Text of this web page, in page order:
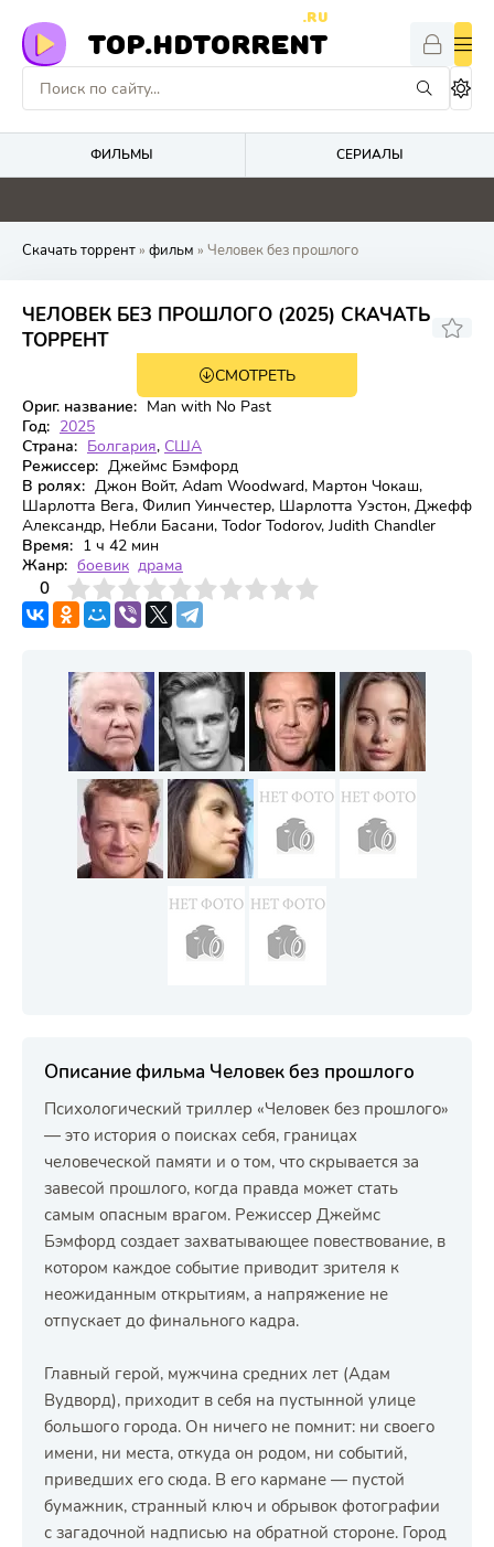
TOP.HDTORRENT
.RU
ФИЛЬМЫ СЕРИАЛЫ
0 0 0 4.8
Скачать торрент» фильм » Человек без прошлого
ЧЕЛОВЕК БЕЗ ПРОШЛОГО (2025) СКАЧАТЬ
ТОРРЕНТ
СМОТРЕТЬ
Ориг. название: Man with No Past
Год: 2025
Страна: Болгария, США
Режиссер: Джеймс Бэмфорд
В ролях: Джон Войт, Adam Woodward, Мартон Чокаш,
Шарлотта Вега, Филип Уинчестер, Шарлотта Уэстон, Джефф
Александр, Небли Басани, Todor Todorov, Judith Chandler
Время: 1 ч 42 мин
Жанр: боевик драма
0
4 6 7 8 9 10
Описание фильма Человек без прошлого
Психологический триллер «Человек без прошлого»
— это история о поисках себя, границах
человеческой памяти и о том, что скрывается за
завесой прошлого, когда правда может стать
самым опасным врагом. Режиссер Джеймс
Бэмфорд создает захватывающее повествование, в
котором каждое событие приводит зрителя к
неожиданным открытиям, а напряжение не
отпускает до финального кадра.
Главный герой, мужчина средних лет (Адам
Вудворд), приходит в себя на пустынной улице
большого города. Он ничего не помнит: ни своего
имени, ни места, откуда он родом, ни событий,
приведших его сюда. В его кармане — пустой
бумажник, странный ключ и обрывок фотографии
с загадочной надписью на обратной стороне. Город